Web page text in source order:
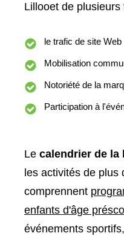
Lillooet de
le trafic de site Web
Mobilisation
Notoriété de la
Participation à
Le calendrier de la
les activités de
comprennent
enfants d'âge
événements